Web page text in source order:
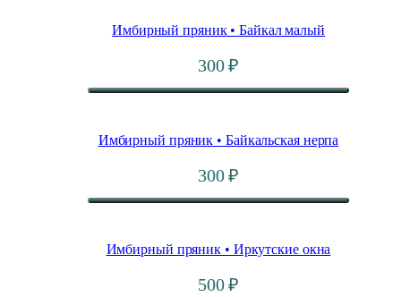
Имбирный пряник • Байкал малый
300₽
Имбирный пряник • Байкальская нерпа
300₽
Имбирный пряник • Иркутские окна
500₽